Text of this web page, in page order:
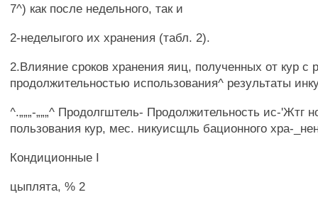
7^) как после недельного, так и
2-неделыгого их хранения (табл. 2).
2.Влияние сроков хранения яиц, полученных от кур с
продолжительностью использования^ результаты
^.„„„-„„„^ Продолгштель- Продолжительность ис-'Жтг
пользования кур, мес. никуисщль бационного хра-
Кондиционные I
цыплята, % 2